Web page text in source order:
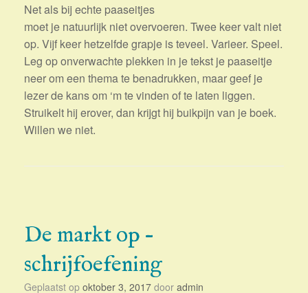
Net als bij echte paaseitjes
moet je natuurlijk niet overvoeren. Twee keer valt niet
op. Vijf keer hetzelfde grapje is teveel. Varieer. Speel.
Leg op onverwachte plekken in je tekst je paaseitje
neer om een thema te benadrukken, maar geef je
lezer de kans om ‘m te vinden of te laten liggen.
Struikelt hij erover, dan krijgt hij buikpijn van je boek.
Willen we niet.
De markt op –
schrijfoefening
Geplaatst op oktober 3, 2017 door admin